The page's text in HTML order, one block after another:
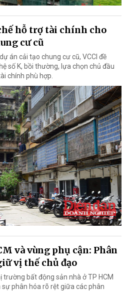
hỗ trợ tài chính cho
cư cũ
án cải tạo chung cư cũ, VCCI đề
số K, bồi thường, lựa chọn chủ đầu
chính phù hợp.
và vùng phụ cận: Phân
vị thế chủ đạo
bất động sản nhà ở TP HCM
phân hóa rõ rệt giữa các phân